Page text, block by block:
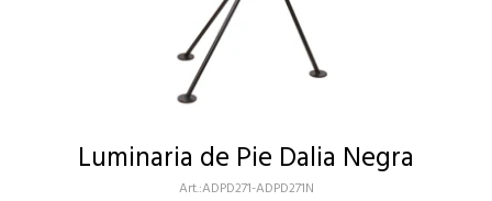
Luminaria de Pie Dalia Negra
ADPD271-ADPD271N